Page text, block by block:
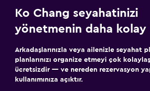
Ko Chang seyahatinizi
yönetmenin daha kolay
Arkadaşlarınızla veya ailenizle seyahat
planlarınızı organize etmeyi çok
ücretsizdir — ve nereden rezervasyon
kullanımınıza açıktır.